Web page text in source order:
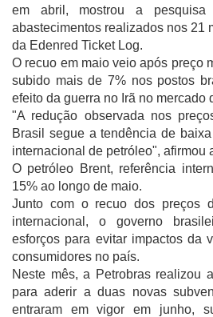
em abril, mostrou a
abastecimentos realizados nos 21
da Edenred Ticket Log.
O recuo em maio veio após preço
subido mais de 7% nos postos
efeito da guerra no Irã no mercado
"A redução observada nos
Brasil segue a tendência de
internacional de petróleo", afirmou
O petróleo Brent, referência
15% ao longo de maio.
Junto com o recuo dos preços
internacional, o governo
esforços para evitar impactos da
consumidores no país.
Neste mês, a Petrobras realizou
para aderir a duas novas
entraram em vigor em junho,